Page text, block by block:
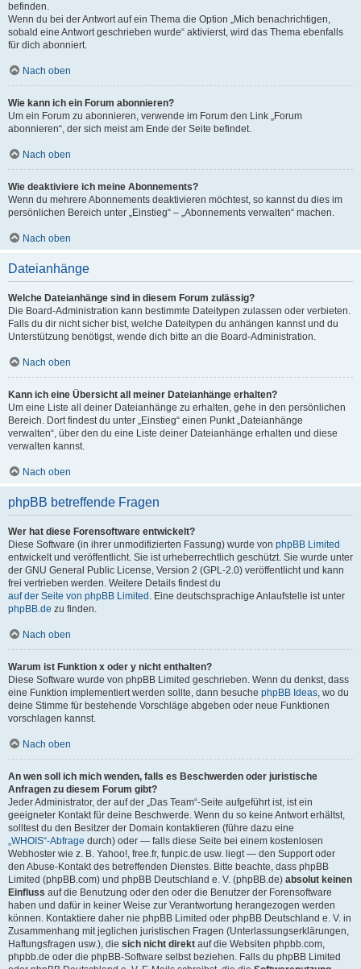
befinden.
Wenn du bei der Antwort auf ein Thema die Option „Mich benachrichtigen,
sobald eine Antwort geschrieben wurde“ aktivierst, wird das Thema ebenfalls
für dich abonniert.
Nach oben
Wie kann ich ein Forum abonnieren?
Um ein Forum zu abonnieren, verwende im Forum den Link „Forum
abonnieren“, der sich meist am Ende der Seite befindet.
Nach oben
Wie deaktiviere ich meine Abonnements?
Wenn du mehrere Abonnements deaktivieren möchtest, so kannst du dies im
persönlichen Bereich unter „Einstieg“ – „Abonnements verwalten“ machen.
Nach oben
Dateianhänge
Welche Dateianhänge sind in diesem Forum zulässig?
Die Board-Administration kann bestimmte Dateitypen zulassen oder verbieten.
Falls du dir nicht sicher bist, welche Dateitypen du anhängen kannst und du
Unterstützung benötigst, wende dich bitte an die Board-Administration.
Nach oben
Kann ich eine Übersicht all meiner Dateianhänge erhalten?
Um eine Liste all deiner Dateianhänge zu erhalten, gehe in den persönlichen
Bereich. Dort findest du unter „Einstieg“ einen Punkt „Dateianhänge
verwalten“, über den du eine Liste deiner Dateianhänge erhalten und diese
verwalten kannst.
Nach oben
phpBB betreffende Fragen
Wer hat diese Forensoftware entwickelt?
Diese Software (in ihrer unmodifizierten Fassung) wurde von phpBB Limited
entwickelt und veröffentlicht. Sie ist urheberrechtlich geschützt. Sie wurde unter
der GNU General Public License, Version 2 (GPL-2.0) veröffentlicht und kann
frei vertrieben werden. Weitere Details findest du
auf der Seite von phpBB Limited . Eine deutschsprachige Anlaufstelle ist unter
phpBB.de zu finden.
Nach oben
Warum ist Funktion x oder y nicht enthalten?
Diese Software wurde von phpBB Limited geschrieben. Wenn du denkst, dass
eine Funktion implementiert werden sollte, dann besuche phpBB Ideas, wo du
deine Stimme für bestehende Vorschläge abgeben oder neue Funktionen
vorschlagen kannst.
Nach oben
An wen soll ich mich wenden, falls es Beschwerden oder juristische
Anfragen zu diesem Forum gibt?
Jeder Administrator, der auf der „Das Team“-Seite aufgeführt ist, ist ein
geeigneter Kontakt für deine Beschwerde. Wenn du so keine Antwort erhältst,
solltest du den Besitzer der Domain kontaktieren (führe dazu eine
„WHOIS“-Abfrage durch) oder — falls diese Seite bei einem kostenlosen
Webhoster wie z. B. Yahoo!, free.fr, funpic.de usw. liegt — den Support oder
den Abuse-Kontakt des betreffenden Dienstes. Bitte beachte, dass phpBB
Limited (phpBB.com) und phpBB Deutschland e. V. (phpBB.de) absolut keinen
Einfluss auf die Benutzung oder den oder die Benutzer der Forensoftware
haben und dafür in keiner Weise zur Verantwortung herangezogen werden
können. Kontaktiere daher nie phpBB Limited oder phpBB Deutschland e. V. in
Zusammenhang mit jeglichen juristischen Fragen (Unterlassungserklärungen,
Haftungsfragen usw.), die sich nicht direkt auf die Websiten phpbb.com,
phpbb.de oder die phpBB-Software selbst beziehen. Falls du phpBB Limited